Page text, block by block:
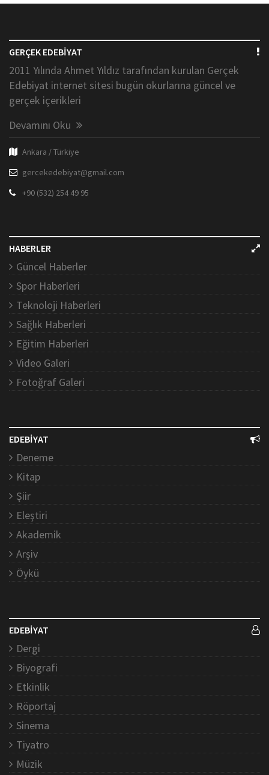
GERÇEK EDEBİYAT
2011 Yılında Ahmet Yıldız tarafından kurulan Gerçek
Edebiyat internet sitesi bugün okurlarına güncel ve
gerçek içerikleri
Devamını Oku
Ankara / Türkiye
gercekedebiyat@gmail.com
+90 (532) 254 49 95
HABERLER
Güncel Haberler
Spor Haberleri
Teknoloji Haberleri
Sağlık Haberleri
Eğitim Haberleri
Video Galeri
Fotoğraf Galeri
EDEBİYAT
Deneme
Kitap
Şiir
Eleştiri
Akademik
Arşiv
Öykü
EDEBİYAT
Dergi
Biyografi
Etkinlik
Röportaj
Sinema
Tiyatro
Müzik